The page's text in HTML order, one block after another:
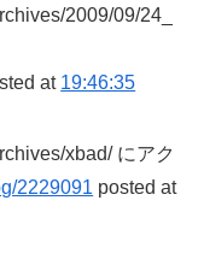
2009/09/24_
at 19:46:35
xbad/ にアク
2229091 posted at